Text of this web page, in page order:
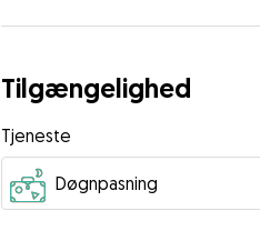
Tilgængelighed
Tjeneste